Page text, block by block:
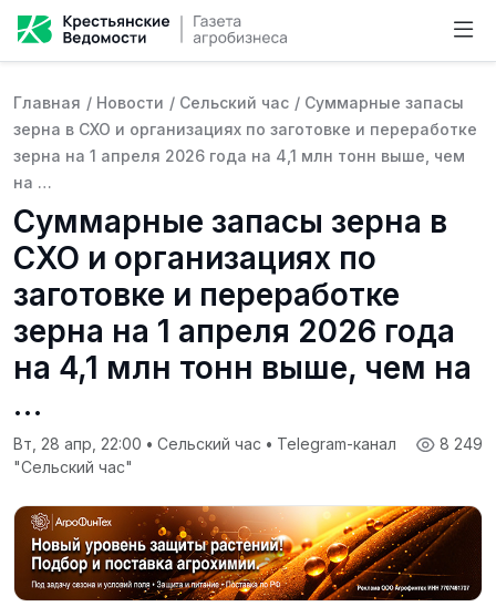
Главная / Новости / Сельский час / Суммарные запасы
зерна в СХО и организациях по заготовке и переработке
зерна на 1 апреля 2026 года на 4,1 млн тонн выше, чем
на …
Суммарные запасы зерна в
СХО и организациях по
заготовке и переработке
зерна на 1 апреля 2026 года
на 4,1 млн тонн выше, чем на
…
8 249
Вт, 28 апр, 22:00 • Сельский час • Telegram-канал
"Сельский час"